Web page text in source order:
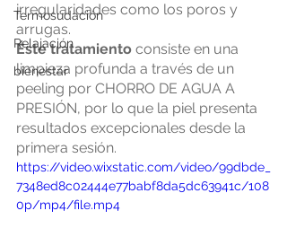
Termosudación
Relajación
bienestar
irregularidades como los poros y
arrugas.
Éste tratamiento consiste en una
limpieza profunda a través de un
peeling por CHORRO DE AGUA A
PRESIÓN, por lo que la piel presenta
resultados excepcionales desde la
primera sesión.
https://video.wixstatic.com/video/99dbde_
7348ed8c02444e77babf8da5dc63941c/108
0p/mp4/file.mp4